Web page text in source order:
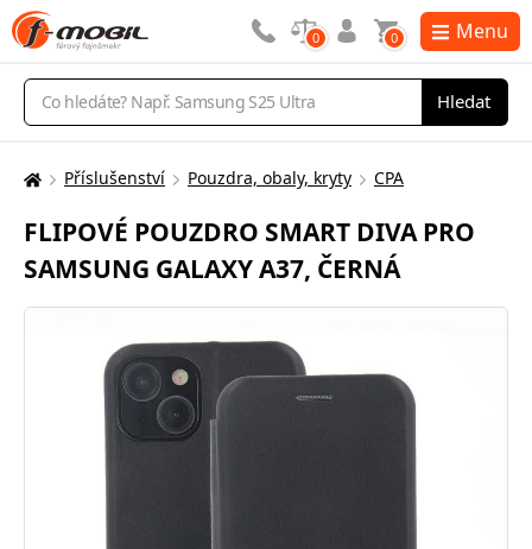
Vyhledávání
Hledat
0 0 Menu
Zde
nacházíte:
Příslušenství Pouzdra, obaly, kryty CPA
FLIPOVÉ POUZDRO SMART DIVA PRO
SAMSUNG GALAXY A37, ČERNÁ